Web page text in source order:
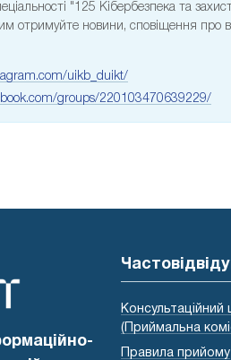
"125 Кібербезпека та
отримуйте новини, сповіщення про
uikb_duikt/
groups/220103470639229/
Консультаційний
(Приймальна
Правила прийому